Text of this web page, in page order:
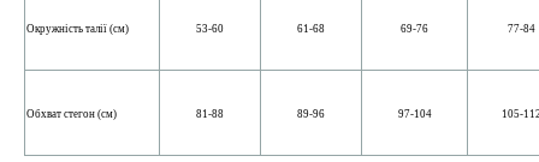
Окружність талії (см) 53-60 61-68 69-76 77-84
Обхват стегон (см) 81-88 89-96 97-104 105-